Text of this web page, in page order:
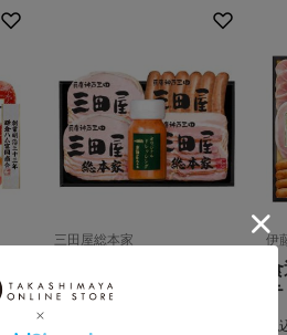
三田屋総本家
税込 3,780
伊
税